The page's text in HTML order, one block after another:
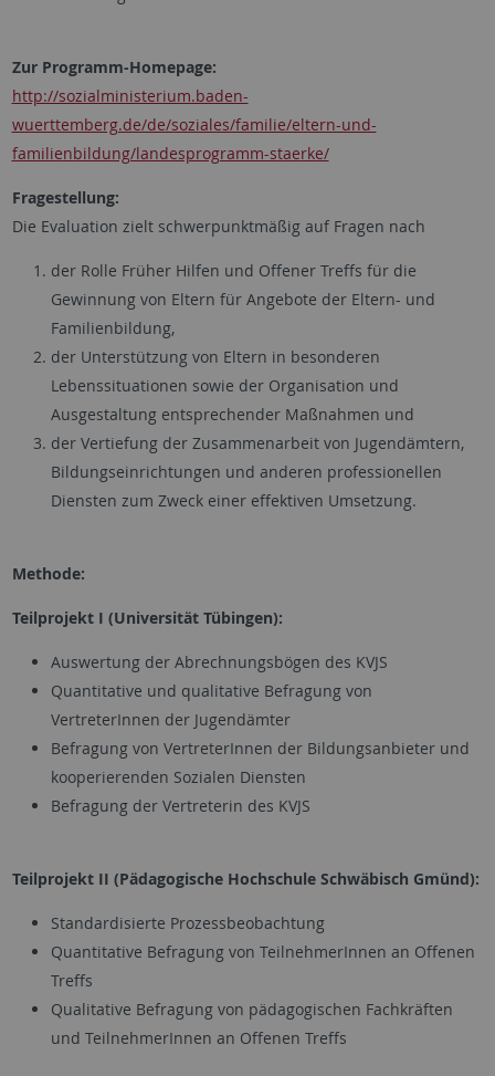
Zur Programm-Homepage:
http://sozialministerium.baden-
wuerttemberg.de/de/soziales/familie/eltern-und-
familienbildung/landesprogramm-staerke/
Fragestellung:
Die Evaluation zielt schwerpunktmäßig auf Fragen nach
der Rolle Früher Hilfen und Offener Treffs für die
Gewinnung von Eltern für Angebote der Eltern- und
Familienbildung,
der Unterstützung von Eltern in besonderen
Lebenssituationen sowie der Organisation und
Ausgestaltung entsprechender Maßnahmen und
der Vertiefung der Zusammenarbeit von Jugendämtern,
Bildungseinrichtungen und anderen professionellen
Diensten zum Zweck einer effektiven Umsetzung.
Methode:
Teilprojekt I (Universität Tübingen):
Auswertung der Abrechnungsbögen des KVJS
Quantitative und qualitative Befragung von
VertreterInnen der Jugendämter
Befragung von VertreterInnen der Bildungsanbieter und
kooperierenden Sozialen Diensten
Befragung der Vertreterin des KVJS
Teilprojekt II (Pädagogische Hochschule Schwäbisch Gmünd):
Standardisierte Prozessbeobachtung
Quantitative Befragung von TeilnehmerInnen an Offenen
Treffs
Qualitative Befragung von pädagogischen Fachkräften
und TeilnehmerInnen an Offenen Treffs